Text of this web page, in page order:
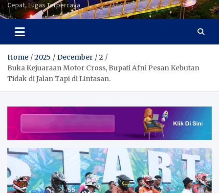
Cepat, Lugas Terpercaya
Home 2025 December
2
Buka Kejuaraan Motor Cross, Bupati Afni Pesan Kebutan
Tidak di Jalan Tapi di Lintasan.